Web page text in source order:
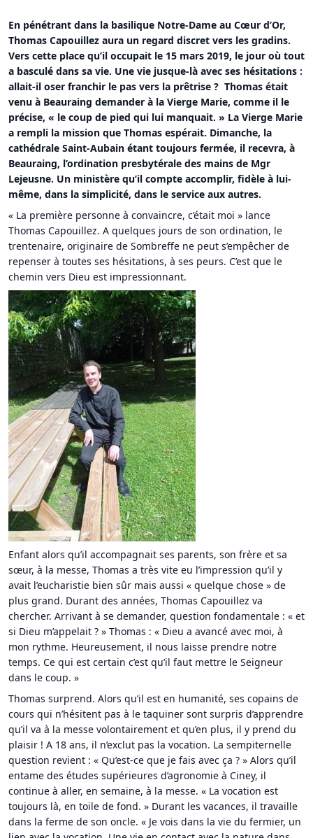
En pénétrant dans la basilique Notre-Dame au Cœur d’Or,
Thomas Capouillez aura un regard discret vers les gradins.
Vers cette place qu’il occupait le 15 mars 2019, le jour où tout
a basculé dans sa vie. Une vie jusque-là avec ses hésitations :
allait-il oser franchir le pas vers la prêtrise ? Thomas était
venu à Beauraing demander à la Vierge Marie, comme il le
précise, « le coup de pied qui lui manquait. » La Vierge Marie
a rempli la mission que Thomas espérait. Dimanche, la
cathédrale Saint-Aubain étant toujours fermée, il recevra, à
Beauraing, l’ordination presbytérale des mains de Mgr
Lejeusne. Un ministère qu’il compte accomplir, fidèle à lui-
même, dans la simplicité, dans le service aux autres.
« La première personne à convaincre, c’était moi » lance
Thomas Capouillez. A quelques jours de son ordination, le
trentenaire, originaire de Sombreffe ne peut s’empêcher de
repenser à toutes ses hésitations, à ses peurs. C’est que le
chemin vers Dieu est impressionnant.
Enfant alors qu’il accompagnait ses parents, son frère et sa
sœur, à la messe, Thomas a très vite eu l’impression qu’il y
avait l’eucharistie bien sûr mais aussi « quelque chose » de
plus grand. Durant des années, Thomas Capouillez va
chercher. Arrivant à se demander, question fondamentale : « et
si Dieu m’appelait ? » Thomas : « Dieu a avancé avec moi, à
mon rythme. Heureusement, il nous laisse prendre notre
temps. Ce qui est certain c’est qu’il faut mettre le Seigneur
dans le coup. »
Thomas surprend. Alors qu’il est en humanité, ses copains de
cours qui n’hésitent pas à le taquiner sont surpris d’apprendre
qu’il va à la messe volontairement et qu’en plus, il y prend du
plaisir ! A 18 ans, il n’exclut pas la vocation. La sempiternelle
question revient : « Qu’est-ce que je fais avec ça ? » Alors qu’il
entame des études supérieures d’agronomie à Ciney, il
continue à aller, en semaine, à la messe. « La vocation est
toujours là, en toile de fond. » Durant les vacances, il travaille
dans la ferme de son oncle. « Je vois dans la vie du fermier, un